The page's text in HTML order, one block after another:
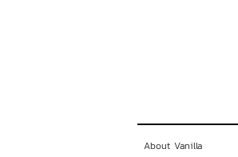
About Vanilla